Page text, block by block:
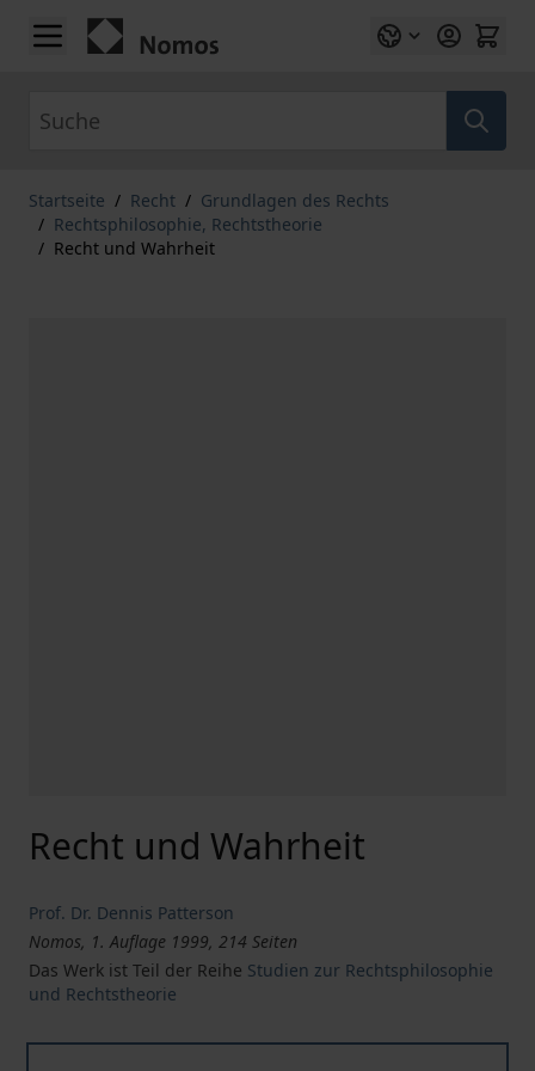
Zum Inhalt springen
Startseite / Recht / Grundlagen des Rechts
/ Rechtsphilosophie, Rechtstheorie
/ Recht und Wahrheit
Recht und Wahrheit
Prof. Dr. Dennis Patterson
Nomos, 1. Auflage 1999, 214 Seiten
Das Werk ist Teil der Reihe Studien zur Rechtsphilosophie
und Rechtstheorie